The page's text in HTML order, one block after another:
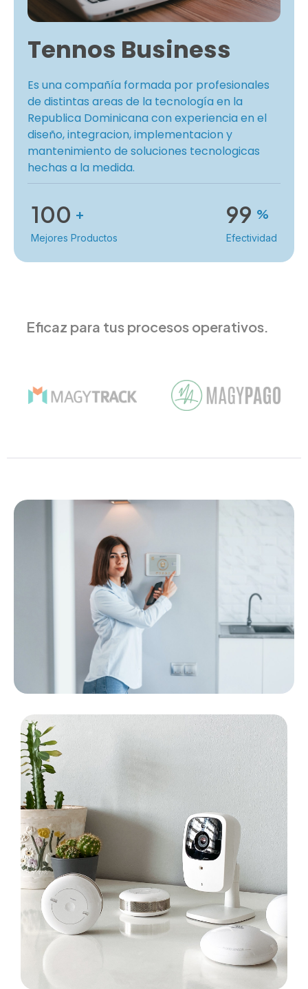
Tennos Business
Es una compañía formada por profesionales
de distintas areas de la tecnología en la
Republica Dominicana con experiencia en el
diseño, integracion, implementacion y
mantenimiento de soluciones tecnologicas
hechas a la medida.
100 +
Mejores Productos
99 %
Efectividad
Eficaz para tus procesos operativos.